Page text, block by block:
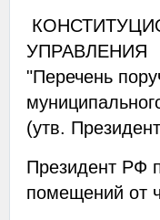
УПРАВЛЕНИЯ
"Перечень
(утв.
Президент РФ
помещений от